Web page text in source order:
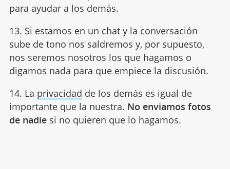
para ayudar a los demás.
13. Si estamos en un chat y la conversación
sube de tono nos saldremos y, por supuesto,
nos seremos nosotros los que hagamos o
digamos nada para que empiece la discusión.
14. La privacidad de los demás es igual de
importante que la nuestra. No enviamos fotos
de nadiesi no quieren que lo hagamos.